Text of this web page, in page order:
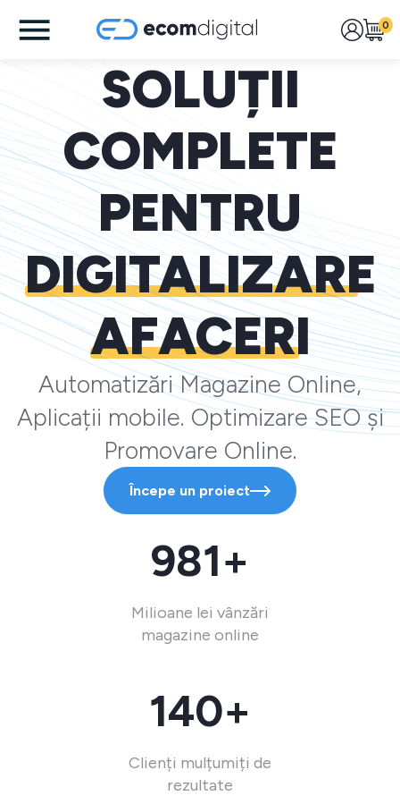
0
SOLUȚII
COMPLETE
PENTRU
DIGITALIZARE
AFACERI
Automatizări Magazine Online,
Aplicații mobile. Optimizare SEO și
Promovare Online.
Începe un proiect
981+
Milioane lei vânzări
magazine online
140+
Clienți mulțumiți de
rezultate